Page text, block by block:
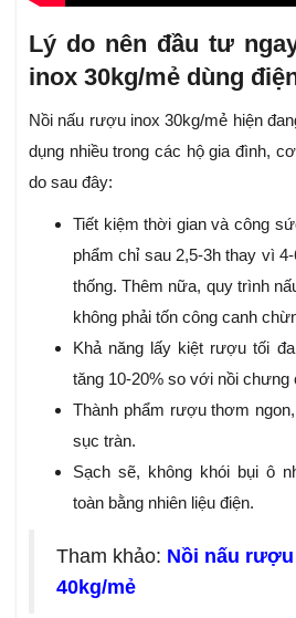
Lý do nên đầu tư
inox 30kg/mẻ dùng
Nồi nấu rượu inox 30kg/mẻ hiện
dụng nhiều trong các hộ gia đình,
do sau đây:
Tiết kiệm thời gian và công
phẩm chỉ sau 2,5-3h thay vì
thống. Thêm nữa, quy trình
không phải tốn công canh
Khả năng lấy kiệt rượu tối
tăng 10-20% so với nồi chưng
Thành phẩm rượu thơm
sục tràn.
Sạch sẽ, không khói bụi ô
toàn bằng nhiên liệu điện.
Tham khảo: Nồi nấu
40kg/mẻ